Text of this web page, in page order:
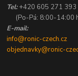
Tel:+420 605 271 393
(Po-Pá: 8:00-14:00
E-mail:
info@ronic-czech.cz
objednavky@ronic-